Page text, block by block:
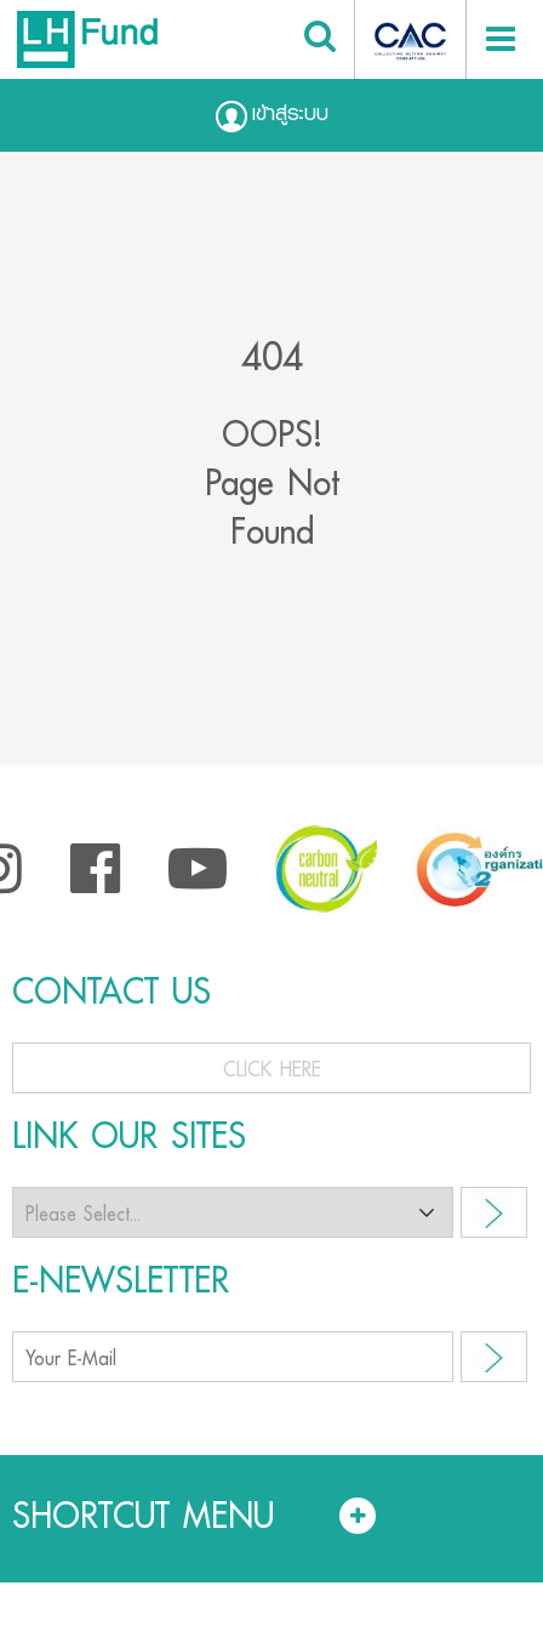
เข้าสู่ระบบ
404
OOPS!
Page Not
Found
CONTACT US
CLICK HERE
LINK OUR SITES
E-NEWSLETTER
SHORTCUT MENU